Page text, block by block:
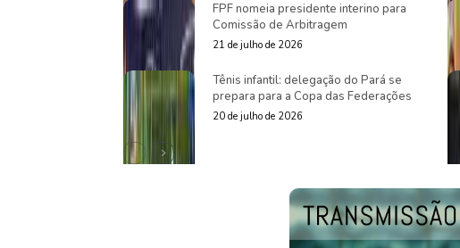
FPF nomeia presidente interino para
Comissão de Arbitragem
21 de julho de 2026
Tênis infantil: delegação do Pará se
prepara para a Copa das Federações
20 de julho de 2026